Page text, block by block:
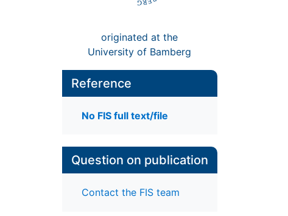
originated at the
University of Bamberg
Reference
No FIS full text/file
Question on publication
Contact the FIS team